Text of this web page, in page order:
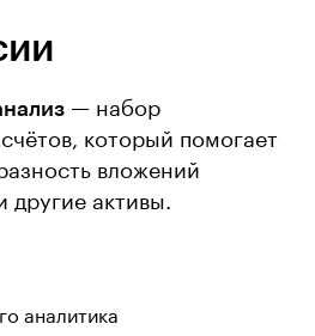
— набор
который помогает
вложений
другие активы.
аналитика